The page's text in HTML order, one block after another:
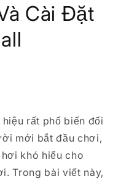
Cài Đặt
rất phổ biến đối
mới bắt đầu chơi,
khó hiểu cho
Trong bài viết này,